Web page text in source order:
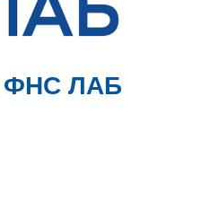
ЛАБ